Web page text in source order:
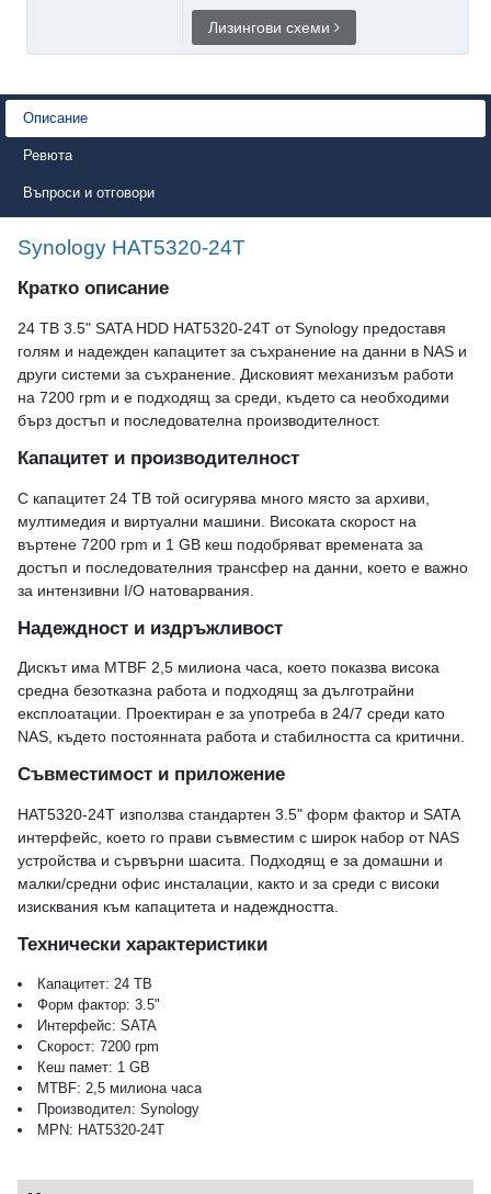
Лизингови схеми
Описание
Ревюта
Въпроси и отговори
Synology HAT5320-24T
Кратко описание
24 TB 3.5" SATA HDD HAT5320-24T от Synology предоставя
голям и надежден капацитет за съхранение на данни в NAS и
други системи за съхранение. Дисковият механизъм работи
на 7200 rpm и е подходящ за среди, където са необходими
бърз достъп и последователна производителност.
Капацитет и производителност
С капацитет 24 TB той осигурява много място за архиви,
мултимедия и виртуални машини. Високата скорост на
въртене 7200 rpm и 1 GB кеш подобряват времената за
достъп и последователния трансфер на данни, което е важно
за интензивни I/O натоварвания.
Надеждност и издръжливост
Дискът има MTBF 2,5 милиона часа, което показва висока
средна безотказна работа и подходящ за дълготрайни
експлоатации. Проектиран е за употреба в 24/7 среди като
NAS, където постоянната работа и стабилността са критични.
Съвместимост и приложение
HAT5320-24T използва стандартен 3.5" форм фактор и SATA
интерфейс, което го прави съвместим с широк набор от NAS
устройства и сървърни шасита. Подходящ е за домашни и
малки/средни офис инсталации, както и за среди с високи
изисквания към капацитета и надеждността.
Технически характеристики
Капацитет: 24 TB
Форм фактор: 3.5"
Интерфейс: SATA
Скорост: 7200 rpm
Кеш памет: 1 GB
MTBF: 2,5 милиона часа
Производител: Synology
MPN: HAT5320-24T